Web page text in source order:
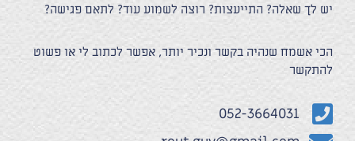
יש לך שאלה? התייעצות? רוצה לשמוע עוד? לתאם פגישה?
הכי אשמח שנהיה בקשר ונכיר יותר, אפשר לכתוב לי או פשוט
להתקשר
052-3664031